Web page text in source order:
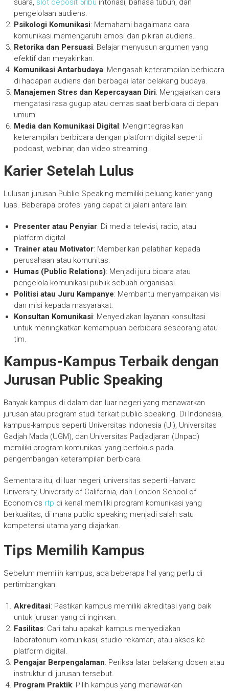
suara, slot deposit 5ribu intonasi, bahasa tubuh, dan
pengelolaan audiens.
Psikologi Komunikasi: Memahami bagaimana cara
komunikasi memengaruhi emosi dan pikiran audiens.
Retorika dan Persuasi: Belajar menyusun argumen yang
efektif dan meyakinkan.
Komunikasi Antarbudaya: Mengasah keterampilan berbicara
di hadapan audiens dari berbagai latar belakang budaya.
Manajemen Stres dan Kepercayaan Diri: Mengajarkan cara
mengatasi rasa gugup atau cemas saat berbicara di depan
umum.
Media dan Komunikasi Digital : Mengintegrasikan
keterampilan berbicara dengan platform digital seperti
podcast, webinar, dan video streaming.
Karier Setelah Lulus
Lulusan jurusan Public Speaking memiliki peluang karier yang
luas. Beberapa profesi yang dapat di jalani antara lain:
Presenter atau Penyiar: Di media televisi, radio, atau
platform digital.
Trainer atau Motivator: Memberikan pelatihan kepada
perusahaan atau komunitas.
Humas (Public Relations): Menjadi juru bicara atau
pengelola komunikasi publik sebuah organisasi.
Politisi atau Juru Kampanye: Membantu menyampaikan visi
dan misi kepada masyarakat.
Konsultan Komunikasi: Menyediakan layanan konsultasi
untuk meningkatkan kemampuan berbicara seseorang atau
tim.
Kampus-Kampus Terbaik dengan
Jurusan Public Speaking
Banyak kampus di dalam dan luar negeri yang menawarkan
jurusan atau program studi terkait public speaking. Di Indonesia,
kampus-kampus seperti Universitas Indonesia (UI), Universitas
Gadjah Mada (UGM), dan Universitas Padjadjaran (Unpad)
memiliki program komunikasi yang berfokus pada
pengembangan keterampilan berbicara.
Sementara itu, di luar negeri, universitas seperti Harvard
University, University of California, dan London School of
Economics rtp di kenal memiliki program komunikasi yang
berkualitas, di mana public speaking menjadi salah satu
kompetensi utama yang diajarkan.
Tips Memilih Kampus
Sebelum memilih kampus, ada beberapa hal yang perlu di
pertimbangkan:
Akreditasi: Pastikan kampus memiliki akreditasi yang baik
untuk jurusan yang di inginkan.
Fasilitas: Cari tahu apakah kampus menyediakan
laboratorium komunikasi, studio rekaman, atau akses ke
platform digital.
Pengajar Berpengalaman: Periksa latar belakang dosen atau
instruktur di jurusan tersebut.
Program Praktik: Pilih kampus yang menawarkan